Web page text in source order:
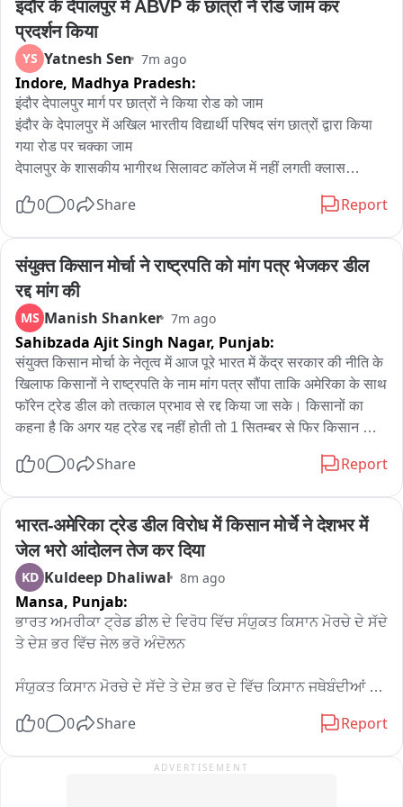
इंदौर के देपालपुर में ABVP के छात्रों ने रोड जाम कर
प्रदर्शन किया
YS Yatnesh Sen 7m ago
Indore, Madhya Pradesh:
इंदौर देपालपुर मार्ग पर छात्रों ने किया रोड को जाम
इंदौर के देपालपुर में अखिल भारतीय विद्यार्थी परिषद संग छात्रों द्वारा किया
गया रोड पर चक्का जाम
देपालपुर के शासकीय भागीरथ सिलावट कॉलेज में नहीं लगती क्लास
छात्र छात्राओं का आरोप नहीं लगती नियमित क्लास
कॉलेज में एम ए, एम कॉम सहित अन्य सब्जेक्ट की मांग को लेकर प्रदर्शन
0 0 Share Report
संयुक्त किसान मोर्चा ने राष्ट्रपति को मांग पत्र भेजकर डील
रद्द मांग की
MS Manish Shanker 7m ago
Sahibzada Ajit Singh Nagar, Punjab:
संयुक्त किसान मोर्चा के नेतृत्व में आज पूरे भारत में केंद्र सरकार की नीति के
खिलाफ किसानों ने राष्ट्रपति के नाम मांग पत्र सौंपा ताकि अमेरिका के साथ
फॉरेन ट्रेड डील को तत्काल प्रभाव से रद्द किया जा सके। किसानों का
कहना है कि अगर यह ट्रेड रद्द नहीं होती तो 1 सितम्बर से फिर किसान
जाएगा।
0 0 Share Report
भारत-अमेरिका ट्रेड डील विरोध में किसान मोर्चे ने देशभर में
जेल भरो आंदोलन तेज कर दिया
KD Kuldeep Dhaliwal 8m ago
Mansa, Punjab:
ਭਾਰਤ ਅਮਰੀਕਾ ਟ੍ਰੇਡ ਡੀਲ ਦੇ ਵਿਰੋਧ ਵਿੱਚ ਸੰਯੁਕਤ ਕਿਸਾਨ ਮੋਰਚੇ ਦੇ ਸੱਦੇ
ਤੇ ਦੇਸ਼ ਭਰ ਵਿੱਚ ਜੇਲ ਭਰੋ ਅੰਦੋਲਨ
ਸੰਯੁਕਤ ਕਿਸਾਨ ਮੋਰਚੇ ਦੇ ਸੱਦੇ ਤੇ ਦੇਸ਼ ਭਰ ਦੇ ਵਿੱਚ ਕਿਸਾਨ ਜਥੇਬੰਦੀਆਂ
ਟ੍ਰੇਡ ਡੀਲ ਦੇ ਵਿਰੋਧ ਵਿੱਚ ਕੇਂਦਰ ਸਰਕਾਰ ਦੇ ਖਿਲਾਫ ਰੋਸ ਪ੍ਰਦਰਸ਼ਨ
0 0 Share Report
ADVERTISEMENT